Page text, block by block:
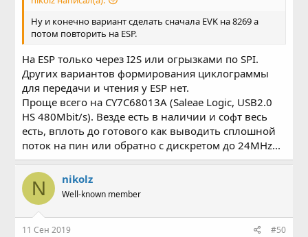
Ну и конечно вариант сделать сначала EVK на 8269 а
потом повторить на ESP.
На ESP только через I2S или огрызками по SPI.
Других вариантов формирования циклограммы
для передачи и чтения у ESP нет.
Проще всего на CY7C68013A (Saleae Logic, USB2.0
HS 480Mbit/s). Везде есть в наличии и софт весь
есть, вплоть до готового как выводить сплошной
поток на пин или обратно с дискретом до 24MHz...
N nikolz
Well-known member
11 Сен 2019 #50